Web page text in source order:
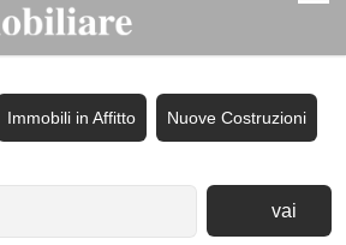
Immobili in Affitto Nuove Costruzioni
vai